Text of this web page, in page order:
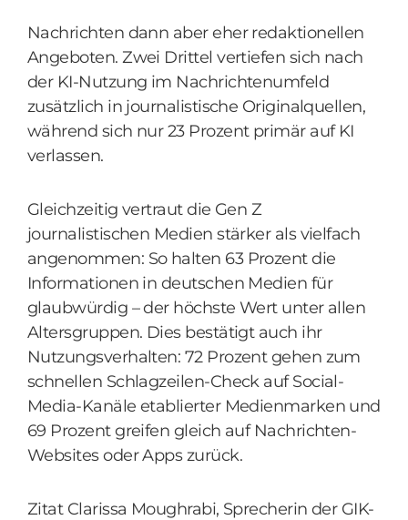
Nachrichten dann aber eher redaktionellen
Angeboten. Zwei Drittel vertiefen sich nach
der KI-Nutzung im Nachrichtenumfeld
zusätzlich in journalistische Originalquellen,
während sich nur 23 Prozent primär auf KI
verlassen.
Gleichzeitig vertraut die Gen Z
journalistischen Medien stärker als vielfach
angenommen: So halten 63 Prozent die
Informationen in deutschen Medien für
glaubwürdig – der höchste Wert unter allen
Altersgruppen. Dies bestätigt auch ihr
Nutzungsverhalten: 72 Prozent gehen zum
schnellen Schlagzeilen-Check auf Social-
Media-Kanäle etablierter Medienmarken und
69 Prozent greifen gleich auf Nachrichten-
Websites oder Apps zurück.
Zitat Clarissa Moughrabi, Sprecherin der GIK-